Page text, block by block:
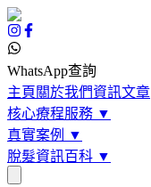
WhatsApp查詢
主頁 關於我們資訊文章
核心療程服務 ▼
真實案例
▼
脫髮資訊百科 ▼